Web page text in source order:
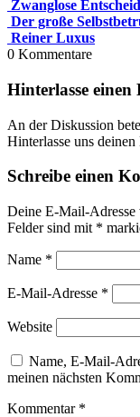
Zwanglose
Der große
Reiner Luxus
0 Kommentare
Hinterlasse
An der Diskussion
Hinterlasse uns
Schreibe einen
Deine E-Mail-
Felder sind mit *
Name *
E-Mail-Adresse *
Website
Name, E-Mail-
meinen nächsten
Kommentar *